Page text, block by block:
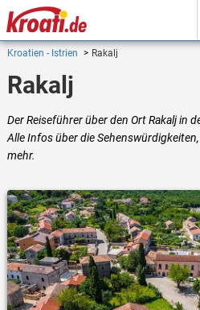
Kroatien - Istrien Rakalj
Rakalj
Der Reiseführer über den Ort Rakalj in
Alle Infos über die
mehr.